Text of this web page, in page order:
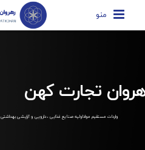
منو
تجارت کهن
واردات مستقیم مواداولیه صنایع غذایی ، دارویی و آرایشی بهداشتی